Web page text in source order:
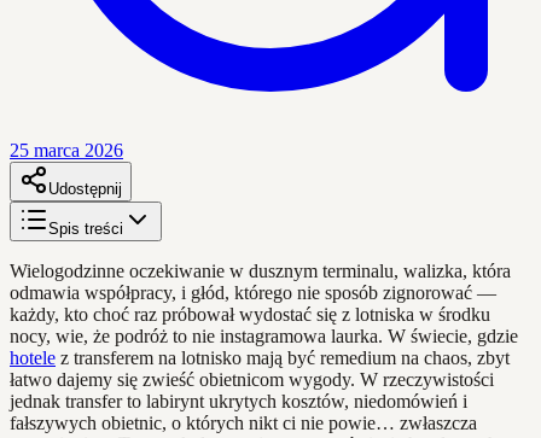
25 marca 2026
Udostępnij
Spis treści
Wielogodzinne oczekiwanie w dusznym terminalu, walizka, która
odmawia współpracy, i głód, którego nie sposób zignorować —
każdy, kto choć raz próbował wydostać się z lotniska w środku
nocy, wie, że podróż to nie instagramowa laurka. W świecie, gdzie
hotele z transferem na lotnisko mają być remedium na chaos, zbyt
łatwo dajemy się zwieść obietnicom wygody. W rzeczywistości
jednak transfer to labirynt ukrytych kosztów, niedomówień i
fałszywych obietnic, o których nikt ci nie powie… zwłaszcza